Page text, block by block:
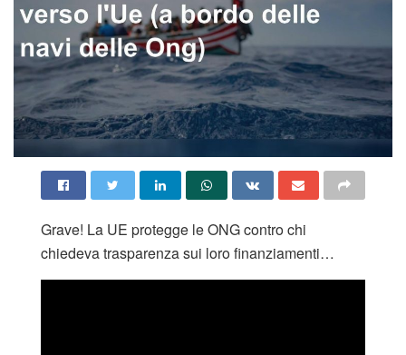
Grave! La UE protegge le ONG contro chi
chiedeva trasparenza sui loro finanziamenti…